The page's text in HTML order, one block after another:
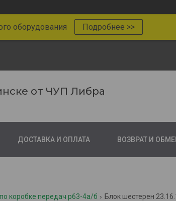
оборудования Подробнее >>
от ЧУП Либра
ДОСТАВКА И ОПЛАТА ВОЗВРАТ И
коробке передач р63-4а/б Блок шестерен